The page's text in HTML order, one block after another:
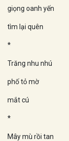
giọng oanh yến
tìm lại quên
*
Trăng nhu nhú
phố tỏ mờ
mắt cú
*
Mây mù rồi tan